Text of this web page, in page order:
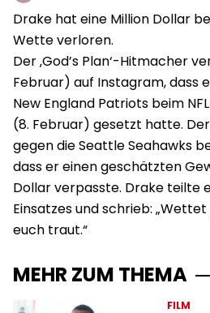
Drake hat eine Million Dollar
Wette verloren.
Der ‚God’s Plan‘-Hitmacher
Februar) auf Instagram, dass
New England Patriots beim
(8. Februar) gesetzt hatte.
gegen die Seattle Seahawks
dass er einen geschätzten
Dollar verpasste. Drake teilte
Einsatzes und schrieb:
euch traut.“
MEHR ZUM THEMA
FILM